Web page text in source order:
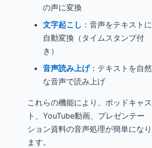
の声に変換
文字起こし ：音声をテキストに
自動変換（タイムスタンプ付
き）
音声読み上げ：テキストを自然
な音声で読み上げ
これらの機能により、ポッドキャス
ト、YouTube動画、プレゼンテー
ション資料の音声処理が簡単になり
ます。